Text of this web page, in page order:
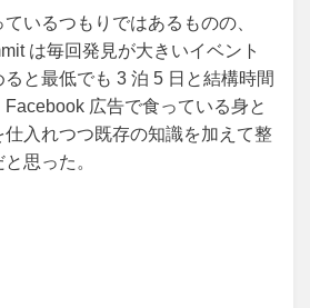
いるつもりではあるものの、
は毎回発見が大きいイベント
と最低でも 3 泊 5 日と結構時間
広告で食っている身と
仕入れつつ既存の知識を加えて整
思った。